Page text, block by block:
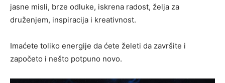
jasne misli, brze odluke, iskrena radost, želja za
druženjem, inspiracija i kreativnost.
Imaćete toliko energije da ćete želeti da završite i
započeto i nešto potpuno novo.